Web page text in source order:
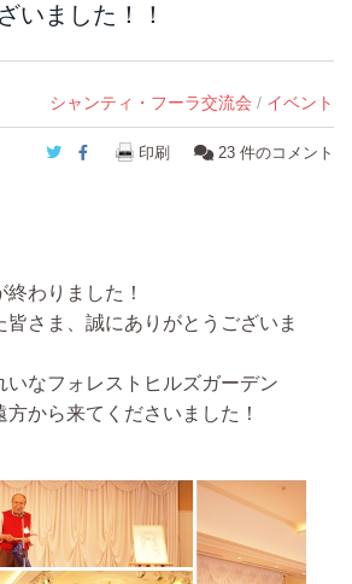
いました！！
シャンティ・フーラ交流会 / イベント
Twitter
Facebook
印刷 23 件のコメント
わりました！
皆さま、誠にありがとうございま
いなフォレストヒルズガーデン
から来てくださいました！